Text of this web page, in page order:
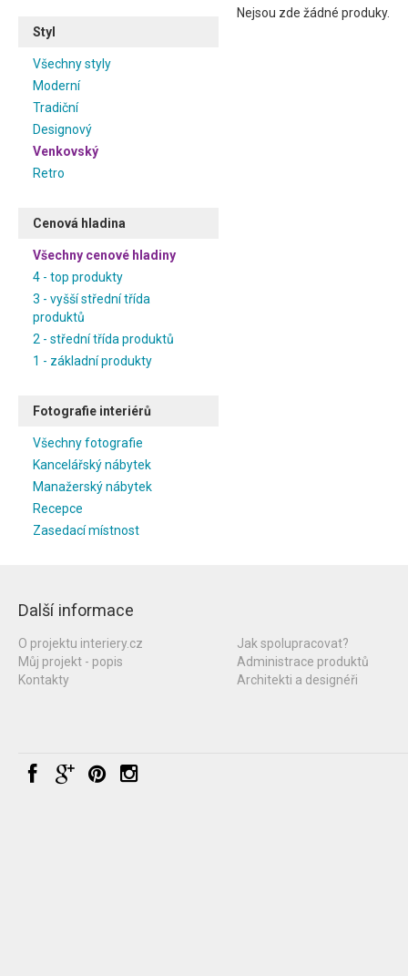
Styl
Všechny styly
Moderní
Tradiční
Designový
Venkovský
Retro
Cenová hladina
Všechny cenové hladiny
4 - top produkty
3 - vyšší střední třída
produktů
2 - střední třída produktů
1 - základní produkty
Fotografie interiérů
Všechny fotografie
Kancelářský nábytek
Manažerský nábytek
Recepce
Zasedací místnost
Nejsou zde žádné produky.
Další informace
O projektu interiery.cz
Můj projekt - popis
Kontakty
Jak spolupracovat?
Administrace produktů
Architekti a designéři